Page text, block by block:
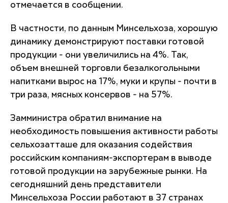
отмечается в сообщении.
В частности, по данным Минсельхоза, хорошую
динамику демонстрируют поставки готовой
продукции - они увеличились на 4%. Так,
объем внешней торговли безалкогольными
напитками вырос на 17%, муки и крупы - почти в
три раза, мясных консервов - на 57%.
Замминистра обратил внимание на
необходимость повышения активности работы
сельхозатташе для оказания содействия
российским компаниям-экспортерам в выводе
готовой продукции на зарубежные рынки. На
сегодняшний день представители
Минсельхоза России работают в 37 странах